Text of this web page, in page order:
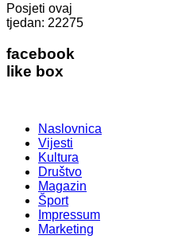
Posjeti ovaj
tjedan: 22275
facebook
like box
Naslovnica
Vijesti
Kultura
Društvo
Magazin
Šport
Impressum
Marketing